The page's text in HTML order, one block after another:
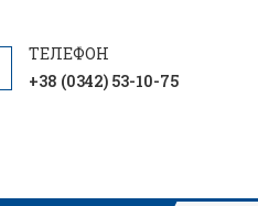
+38 (0342) 53-10-75